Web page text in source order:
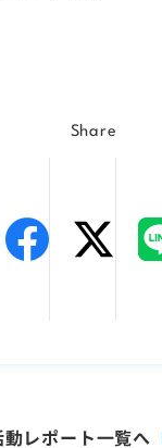
Share
動レポート一覧へ